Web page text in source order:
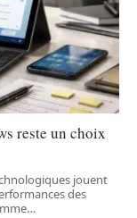
reste un choix
jouent
des
…